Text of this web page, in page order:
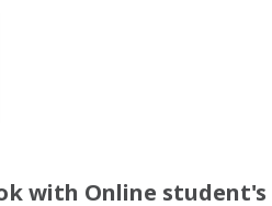
with Online student's